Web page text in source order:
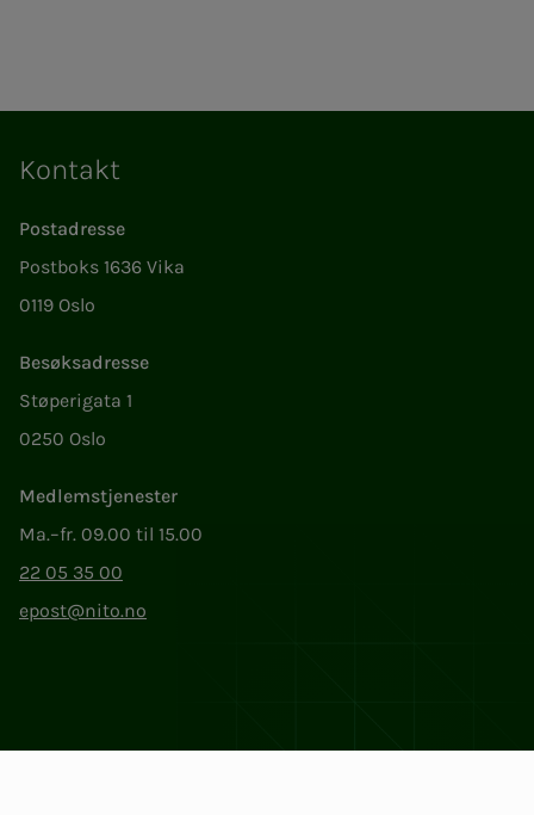
Kontakt
Postadresse
Postboks 1636 Vika
0119 Oslo
Besøksadresse
Støperigata 1
0250 Oslo
Medlemstjenester
Ma.–fr. 09.00 til 15.00
22 05 35 00
epost@nito.no